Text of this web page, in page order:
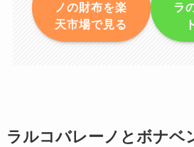
ノの財布を楽
天市場で見る
ラ
ラルコバレーノとボナベ